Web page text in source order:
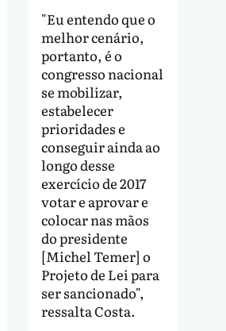
"Eu entendo que o
melhor cenário,
portanto, é o
congresso nacional
se mobilizar,
estabelecer
prioridades e
conseguir ainda ao
longo desse
exercício de 2017
votar e aprovar e
colocar nas mãos
do presidente
[Michel Temer] o
Projeto de Lei para
ser sancionado",
ressalta Costa.